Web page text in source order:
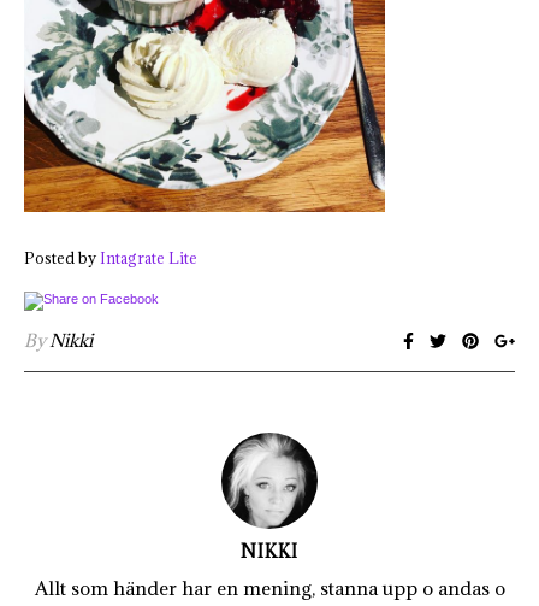
Posted by Intagrate Lite
ByNikki
NIKKI
Allt som händer har en mening, stanna upp o andas o